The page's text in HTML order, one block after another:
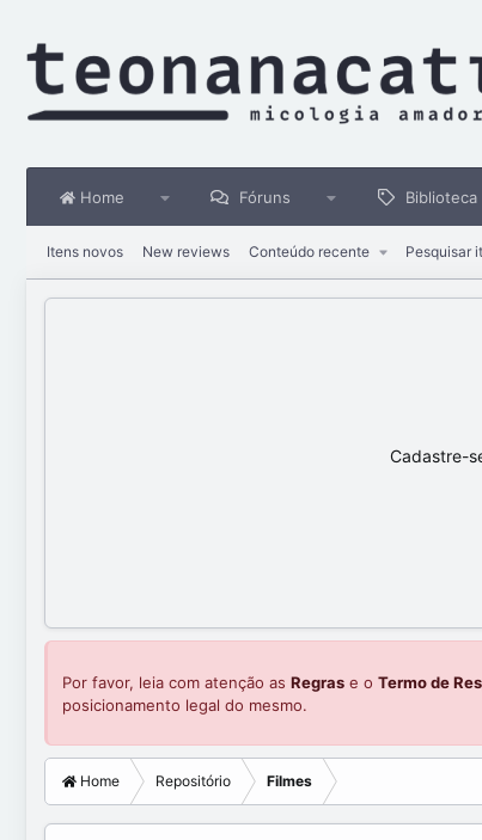
Home Fóruns Biblioteca
Itens novos New reviews Conteúdo recente Pesquisar
Cadastre-
Por favor, leia com atenção as Regras e o Termo de
posicionamento legal do mesmo.
Home Repositório Filmes